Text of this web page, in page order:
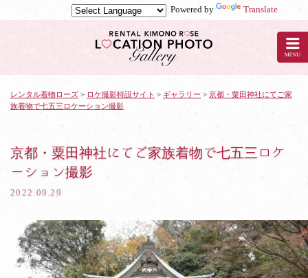
Powered by
Translate
ル
ー
影：
レンタル着物ローズ > ロケ撮影特設サイト > ギャラリー > 京都・粟田神社にてご家
族着物で七五三ロケーション撮影
京都・粟田神社にてご家族着物で七五三ロケ
ーション撮影
2022.09.29